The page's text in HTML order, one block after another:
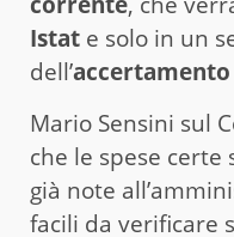
Istat e solo in un
dell’
Mario Sensini sul
che le spese
già note
facili da verificare